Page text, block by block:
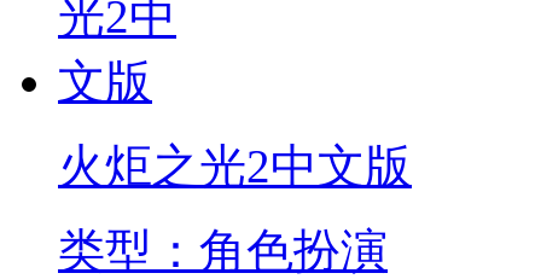
火炬之光2中文版
类型：角色扮演